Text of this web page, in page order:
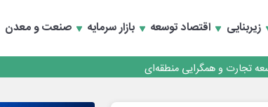
زیربنایی اقتصاد توسعه بازار سرمایه صنعت و معدن
تجارت و همگرایی منطقه‌ای